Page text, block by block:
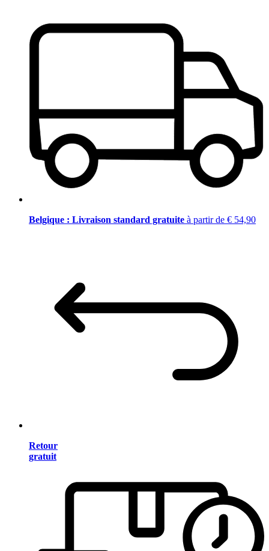
Belgique : Livraison standard gratuite à partir de € 54,90
Retour
gratuit